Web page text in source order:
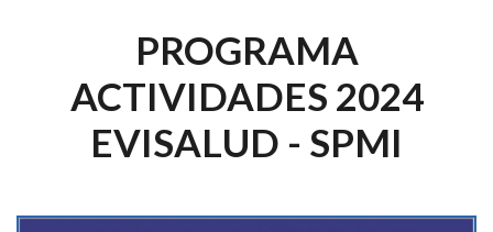
PROGRAMA
ACTIVIDADES 2024
EVISALUD - SPMI